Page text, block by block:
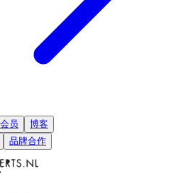
会员 博客
品牌合作